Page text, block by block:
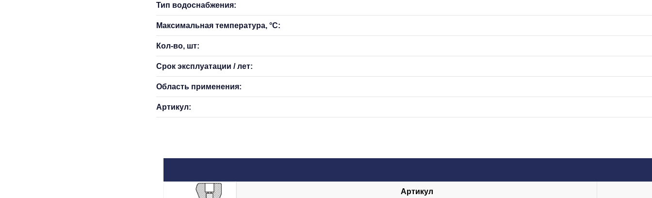
Тип водоснабжения:
Максимальная температура, °С:
Кол-во, шт:
Срок эксплуатации / лет:
Область применения:
Артикул:
Артикул